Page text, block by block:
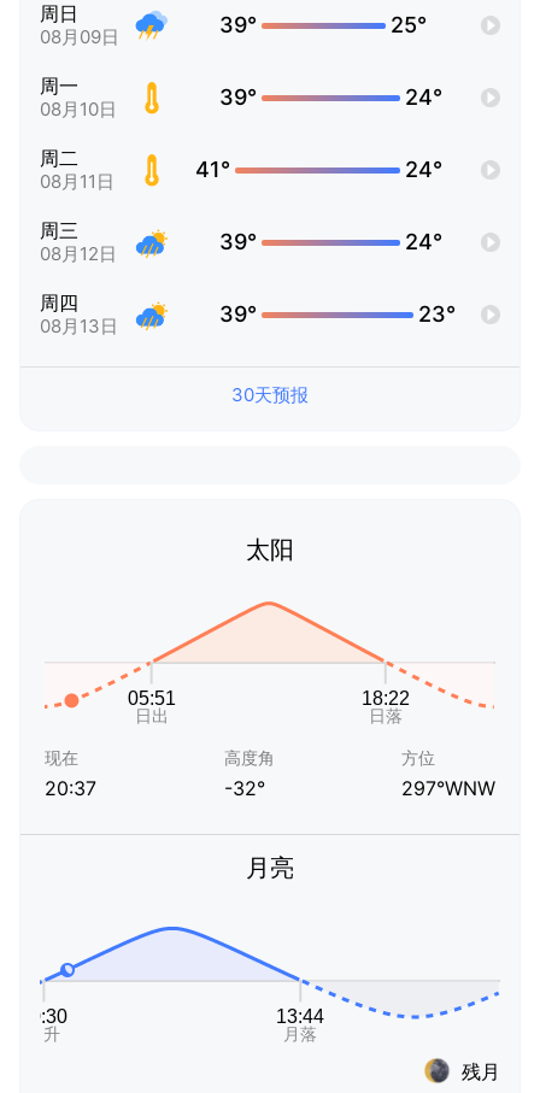
周日
08月09日 39° 25°
周一
08月10日 39° 24°
周二
08月11日 41° 24°
周三
08月12日 39° 24°
周四
08月13日 39° 23°
30天预报
太阳
现在
20:37
高度角
-32°
方位
297°WNW
月亮
残月